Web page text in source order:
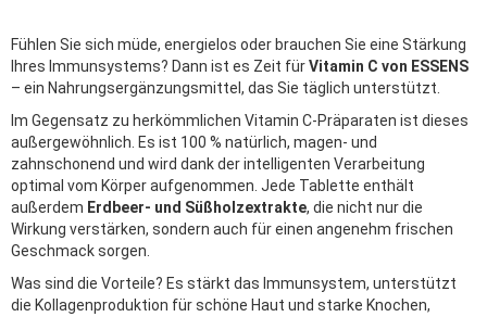
Fühlen Sie sich müde, energielos oder brauchen Sie eine Stärkung
Ihres Immunsystems? Dann ist es Zeit fürVitamin C von ESSENS
– ein Nahrungsergänzungsmittel, das Sie täglich unterstützt.
Im Gegensatz zu herkömmlichen Vitamin C-Präparaten ist dieses
außergewöhnlich. Es ist 100 % natürlich, magen- und
zahnschonend und wird dank der intelligenten Verarbeitung
optimal vom Körper aufgenommen. Jede Tablette enthält
außerdem Erdbeer- und Süßholzextrakte, die nicht nur die
Wirkung verstärken, sondern auch für einen angenehm frischen
Geschmack sorgen.
Was sind die Vorteile? Es stärkt das Immunsystem, unterstützt
die Kollagenproduktion für schöne Haut und starke Knochen,